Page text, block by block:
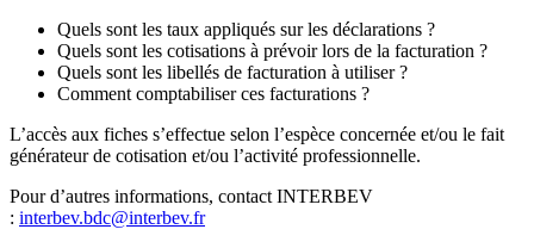
Quels sont les taux appliqués sur les déclarations ?
Quels sont les cotisations à prévoir lors de la facturation ?
Quels sont les libellés de facturation à utiliser ?
Comment comptabiliser ces facturations ?
L’accès aux fiches s’effectue selon l’espèce concernée et/ou le fait
générateur de cotisation et/ou l’activité professionnelle.
Pour d’autres informations, contact INTERBEV
: interbev.bdc@interbev.fr